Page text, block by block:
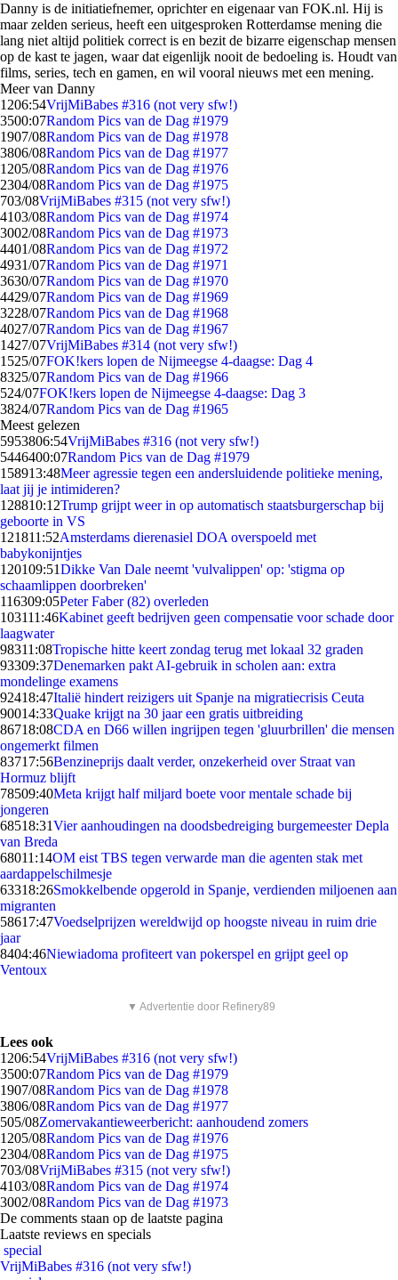
Danny is de initiatiefnemer, oprichter en eigenaar van FOK.nl. Hij is
maar zelden serieus, heeft een uitgesproken Rotterdamse mening die
lang niet altijd politiek correct is en bezit de bizarre eigenschap mensen
op de kast te jagen, waar dat eigenlijk nooit de bedoeling is. Houdt van
films, series, tech en gamen, en wil vooral nieuws met een mening.
Meer van Danny
1206:54VrijMiBabes #316 (not very sfw!)
3500:07Random Pics van de Dag #1979
1907/08Random Pics van de Dag #1978
3806/08Random Pics van de Dag #1977
1205/08Random Pics van de Dag #1976
2304/08Random Pics van de Dag #1975
703/08VrijMiBabes #315 (not very sfw!)
4103/08Random Pics van de Dag #1974
3002/08Random Pics van de Dag #1973
4401/08Random Pics van de Dag #1972
4931/07Random Pics van de Dag #1971
3630/07Random Pics van de Dag #1970
4429/07Random Pics van de Dag #1969
3228/07Random Pics van de Dag #1968
4027/07Random Pics van de Dag #1967
1427/07VrijMiBabes #314 (not very sfw!)
1525/07FOK!kers lopen de Nijmeegse 4-daagse: Dag 4
8325/07Random Pics van de Dag #1966
524/07FOK!kers lopen de Nijmeegse 4-daagse: Dag 3
3824/07Random Pics van de Dag #1965
Meest gelezen
5953806:54VrijMiBabes #316 (not very sfw!)
5446400:07Random Pics van de Dag #1979
158913:48Meer agressie tegen een andersluidende politieke mening,
laat jij je intimideren?
128810:12Trump grijpt weer in op automatisch staatsburgerschap bij
geboorte in VS
121811:52Amsterdams dierenasiel DOA overspoeld met
babykonijntjes
120109:51Dikke Van Dale neemt 'vulvalippen' op: 'stigma op
schaamlippen doorbreken'
116309:05Peter Faber (82) overleden
103111:46Kabinet geeft bedrijven geen compensatie voor schade door
laagwater
98311:08Tropische hitte keert zondag terug met lokaal 32 graden
93309:37Denemarken pakt AI-gebruik in scholen aan: extra
mondelinge examens
92418:47Italië hindert reizigers uit Spanje na migratiecrisis Ceuta
90014:33Quake krijgt na 30 jaar een gratis uitbreiding
86718:08CDA en D66 willen ingrijpen tegen 'gluurbrillen' die mensen
ongemerkt filmen
83717:56Benzineprijs daalt verder, onzekerheid over Straat van
Hormuz blijft
78509:40Meta krijgt half miljard boete voor mentale schade bij
jongeren
68518:31Vier aanhoudingen na doodsbedreiging burgemeester Depla
van Breda
68011:14OM eist TBS tegen verwarde man die agenten stak met
aardappelschilmesje
63318:26Smokkelbende opgerold in Spanje, verdienden miljoenen aan
migranten
58617:47Voedselprijzen wereldwijd op hoogste niveau in ruim drie
jaar
8404:46Niewiadoma profiteert van pokerspel en grijpt geel op
Ventoux
▼ Advertentie door Refinery89
Lees ook
1206:54VrijMiBabes #316 (not very sfw!)
3500:07Random Pics van de Dag #1979
1907/08Random Pics van de Dag #1978
3806/08Random Pics van de Dag #1977
505/08Zomervakantieweerbericht: aanhoudend zomers
1205/08Random Pics van de Dag #1976
2304/08Random Pics van de Dag #1975
703/08VrijMiBabes #315 (not very sfw!)
4103/08Random Pics van de Dag #1974
3002/08Random Pics van de Dag #1973
De comments staan op de laatste pagina
Laatste reviews en specials
special
VrijMiBabes #316 (not very sfw!)